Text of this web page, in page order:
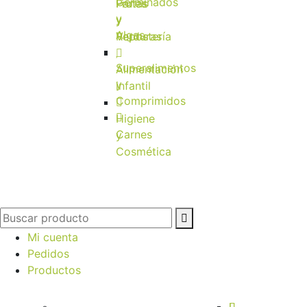
Frutas
y
Verduras
y
Algas
Superalimentos
y
Comprimidos
Carnes
Panes
y
Repostería
Alimentación
infantil
Higiene
y
Cosmética
Mi cuenta
Pedidos
Productos